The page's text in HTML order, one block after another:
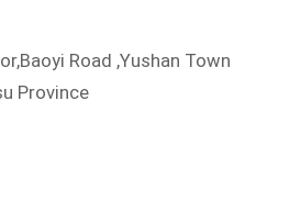
Road ,Yushan Town
Province